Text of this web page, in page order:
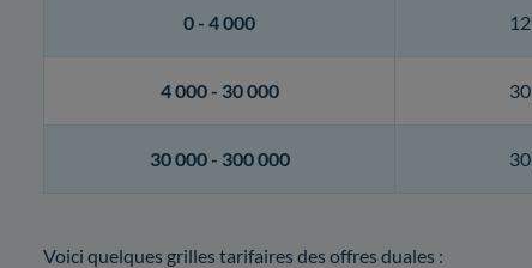
0 -4 000
4 000 - 30 000
30 000 - 300 000
Voici quelques grilles tarifaires des offres duales :